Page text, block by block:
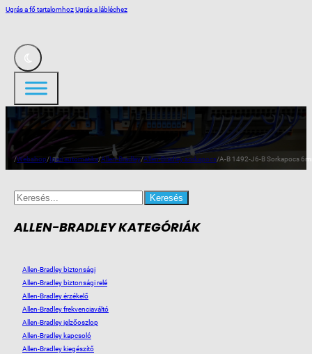
Ugrás a fő tartalomhozUgrás a lábléchez
/Webshop/Ipari automatika/Allen-Bradley/Allen-Bradley sorkapocs/A-B 1492-J6-B Sorkapocs
Search
for:
ALLEN-BRADLEY KATEGÓRIÁK
Allen-Bradley biztonsági
Allen-Bradley biztonsági relé
Allen-Bradley érzékelő
Allen-Bradley frekvenciaváltó
Allen-Bradley jelzőoszlop
Allen-Bradley kapcsoló
Allen-Bradley kiegészítő